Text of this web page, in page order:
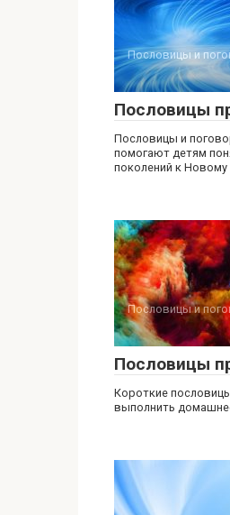
Пословицы и
Пословицы
Пословицы и
помогают детям
поколений к Новому
Пословицы и
Пословицы
Короткие
выполнить